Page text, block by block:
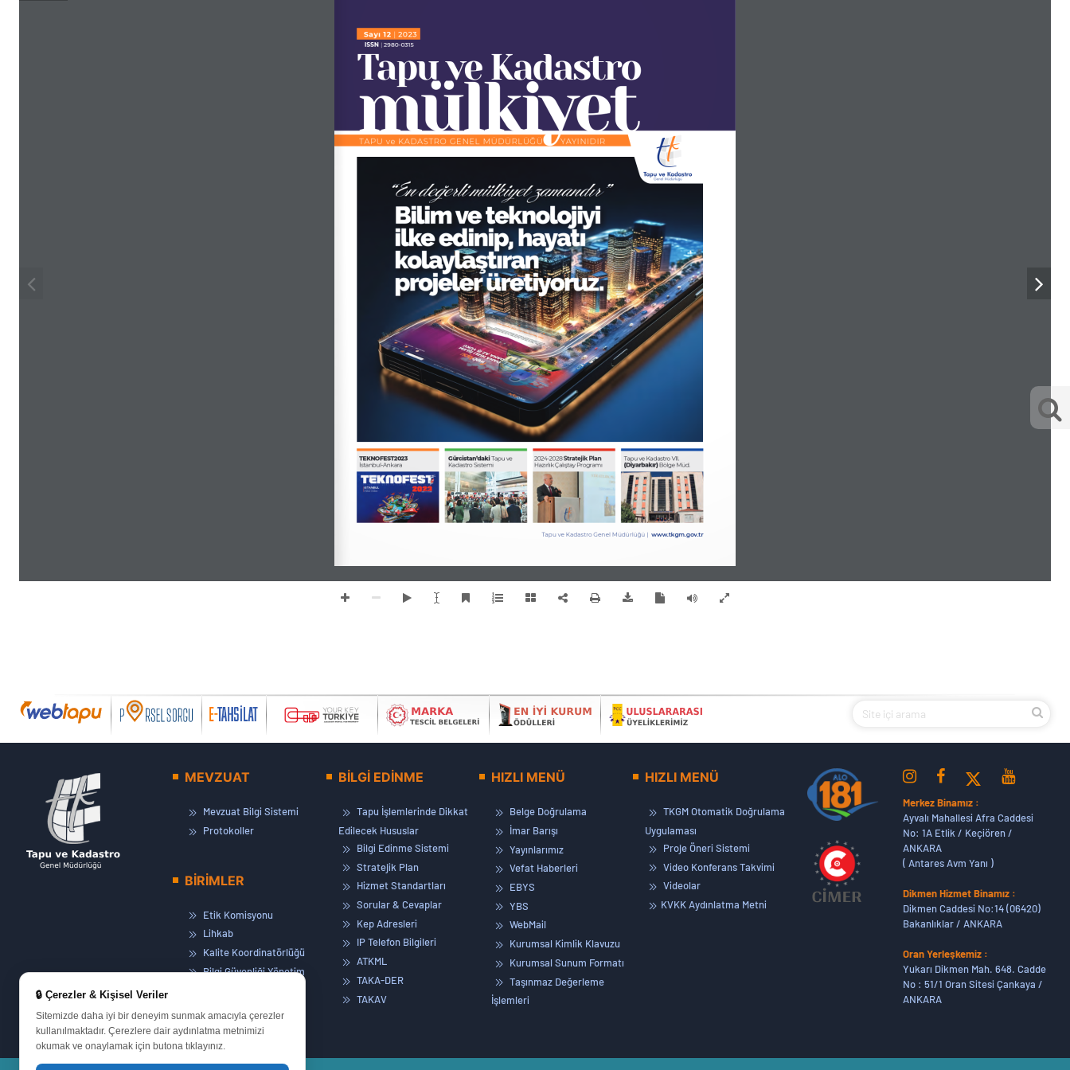
🔒 Çerezler & Kişisel Veriler
Sitemizde daha iyi bir deneyim sunmak amacıyla çerezler
kullanılmaktadır. Çerezlere dair aydınlatma metnimizi
okumak ve onaylamak için butona tıklayınız.
MEVZUAT
Mevzuat Bilgi Sistemi
Protokoller
BİRİMLER
Etik Komisyonu
Lihkab
Kalite Koordinatörlüğü
Bilgi Güvenliği Yönetim
Eğitim Müdürlüğü
BİLGİ EDİNME
Tapu İşlemlerinde Dikkat
Edilecek Hususlar
Bilgi Edinme Sistemi
Stratejik Plan
Hizmet Standartları
Sorular & Cevaplar
Kep Adresleri
IP Telefon Bilgileri
ATKML
TAKA-DER
TAKAV
HIZLI MENÜ
Belge Doğrulama
İmar Barışı
Yayınlarımız
Vefat Haberleri
EBYS
YBS
WebMail
Kurumsal Kimlik Klavuzu
Kurumsal Sunum Formatı
Taşınmaz Değerleme
İşlemleri
HIZLI MENÜ
TKGM Otomatik Doğrulama
Uygulaması
Proje Öneri Sistemi
Video Konferans Takvimi
Videolar
KVKK Aydınlatma Metni
Merkez Binamız :
Ayvalı Mahallesi Afra Caddesi
No: 1A Etlik / Keçiören /
ANKARA
( Antares Avm Yanı )
Dikmen Hizmet Binamız :
Dikmen Caddesi No:14 (06420)
Bakanlıklar / ANKARA
Oran Yerleşkemiz :
Yukarı Dikmen Mah. 648. Cadde
No : 51/1 Oran Sitesi Çankaya /
ANKARA